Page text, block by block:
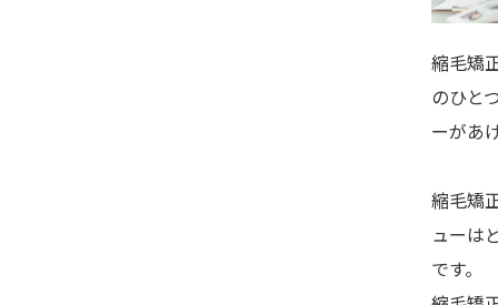
縮毛矯
のひと
ーがあ
縮毛矯
ューは
です。